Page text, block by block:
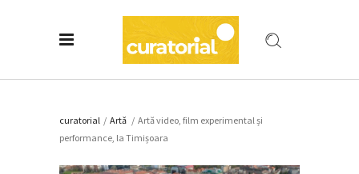
curatorial / Artǎ / Artă video, film experimental și
performance, la Timișoara